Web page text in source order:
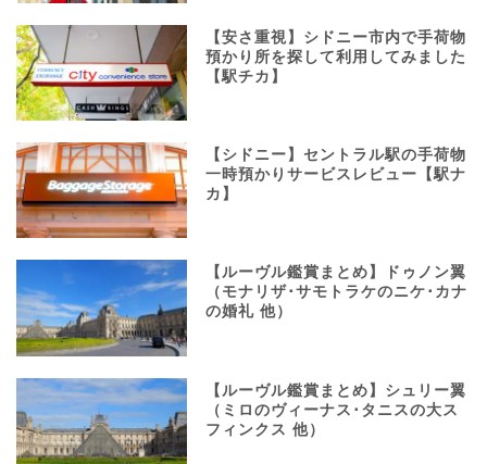
【安さ重視】シドニー市内で手荷物
預かり所を探して利用してみました
【駅チカ】
【シドニー】セントラル駅の手荷物
一時預かりサービスレビュー【駅ナ
カ】
【ルーヴル鑑賞まとめ】ドゥノン翼
（モナリザ･サモトラケのニケ･カナ
の婚礼 他）
【ルーヴル鑑賞まとめ】シュリー翼
（ミロのヴィーナス･タニスの大ス
フィンクス 他）